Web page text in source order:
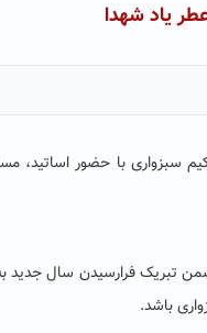
یاد شهدا
با حضور اساتید،
تبریک فرارسیدن سال جدید
باشد.